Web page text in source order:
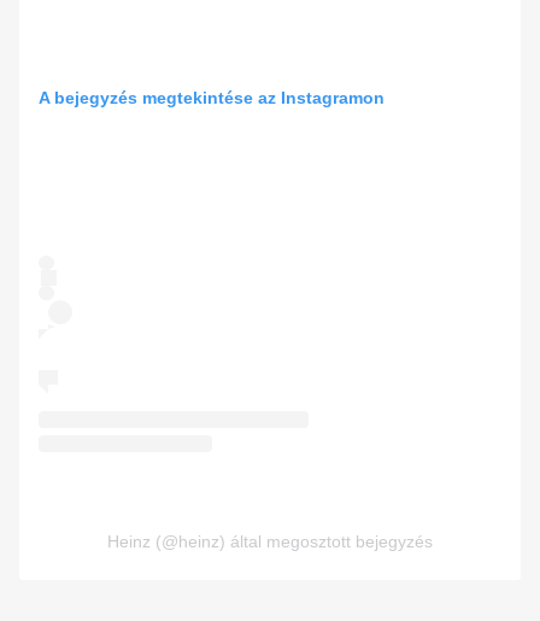
A bejegyzés megtekintése az Instagramon
Heinz (@heinz) által megosztott bejegyzés